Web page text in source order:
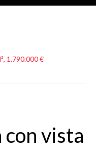
1.790.000 €
vista